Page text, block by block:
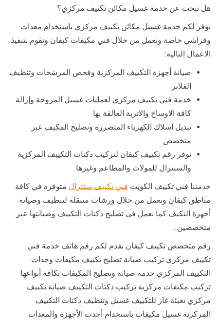
هل تبحث عن خدمة غسيل مكائن تكييف مركزي؟
نوفر لكم خدمة غسيل مكائن تكييف مركزي باستخدام معدات
وفراشي خاصة ونعمل من خلال فني مكيفات كيفان ونقوم بتنفيذ
الاعمال التالية:
صيانة أجهزة التكييف المركزية وفحص المرشحات وتنظيف
الفلاتر
خدمة فني تكييف مركزي لعمليات غسيل المروحة وإزالة
كافة الاوساخ والاتربة العالقة بها
تبديل اسلاك الكهرباء المتضررة وتصليح المكيف عبر
متخصص
نوفر رقم تكييف كيفان لتركيب دكتات التكييف المركزية
والسنترال للمولات والمطاعم وغيرها.
خدمتنا فني تكييف الكويت فني تكييف سنترال متوفرة في كافة
مناطق كيفان ونعمل من خلال ورشات متنقلة لتنظيف وصيانة
أجهزة التكيف كما نعمل في تصليح دكتات التكييف وصيانتها عبر
متخصصين .
رقم متخصص تكييف كيفان نقدم لكم رقم هاتف خدمة فني
تكييف مركزي تركيب صيانة تصليح تكييف مكيفات وحدات
التكييف المركزي خدمة صيانة وتصليح المكيفات بكافة أنواعها
تركيب مكيفات مركزية تركيب دكتات التكييف صيانة تكييف
مركزي تعبئة غاز للتكييف غسيل وتنظيف دكتات التكييف
المركزية غسيل مكيفات باستخدام أحدث الأجهزة والمعدات